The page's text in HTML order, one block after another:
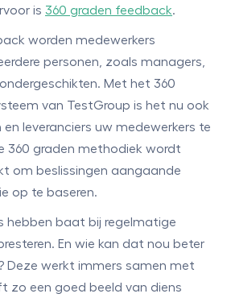
is 360 graden feedback.
worden medewerkers
personen, zoals managers,
Met het 360
van TestGroup is het nu ook
leveranciers uw medewerkers te
360 graden methodiek wordt
om beslissingen aangaande
op te baseren.
hebben baat bij regelmatige
En wie kan dat nou beter
Deze werkt immers samen met
zo een goed beeld van diens